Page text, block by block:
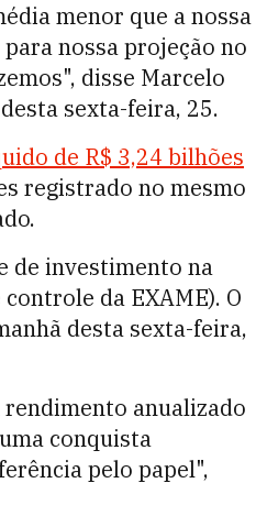
menor que a nossa
nossa projeção no
disse Marcelo
sexta-feira, 25.
de R$ 3,24 bilhões
registrado no mesmo
de investimento na
da EXAME). O
desta sexta-feira,
anualizado
conquista
pelo papel",